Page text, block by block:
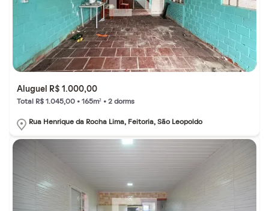
Aluguel R$ 1.000,00
Total R$ 1.045,00 • 165m² • 2 dorms
Rua Henrique da Rocha Lima, Feitoria, São Leopoldo